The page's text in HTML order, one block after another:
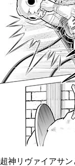
超神リヴァイアサ